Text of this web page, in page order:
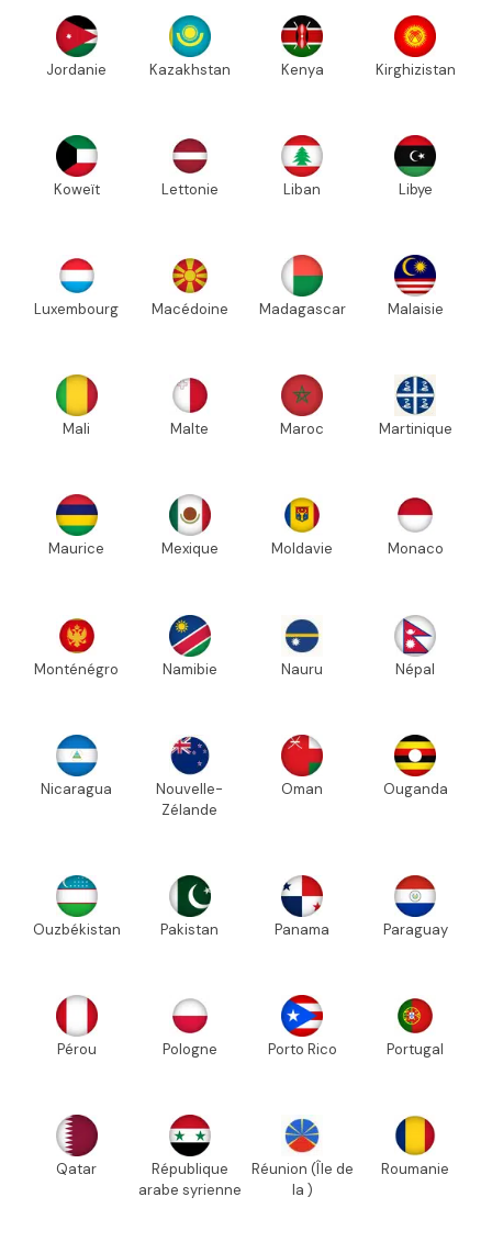
Jordanie Kazakhstan Kenya Kirghizistan
Koweït Lettonie Liban Libye
Luxembourg Macédoine Madagascar Malaisie
Mali Malte Maroc Martinique
Maurice Mexique Moldavie Monaco
Monténégro Namibie Nauru Népal
Nicaragua
Nouvelle-
Zélande
Oman Ouganda
Ouzbékistan Pakistan Panama Paraguay
Pérou Pologne Porto Rico Portugal
Qatar
République
arabe syrienne
Réunion (Île de
la )
Roumanie